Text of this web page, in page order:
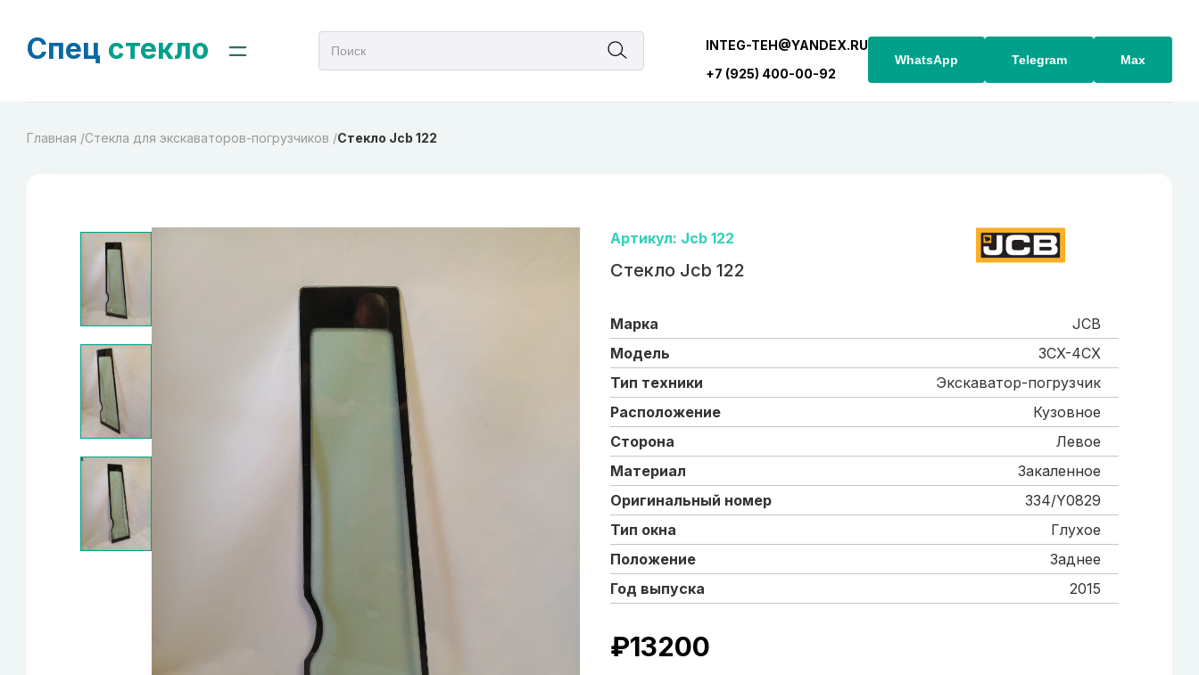
Спец стекло
INTEG-TEH@YANDEX.RU
+7 (925) 400-00-92
WhatsApp Telegram Max
Главная /Стекла для экскаваторов-погрузчиков /Стекло Jcb 122
Артикул: Jcb 122
Стекло Jcb 122
Марка
JCB
Модель
3CX-4CX
Тип техники
Экскаватор-погрузчик
Расположение
Кузовное
Сторона
Левое
Материал
Закаленное
Оригинальный номер
334/Y0829
Тип окна
Глухое
Положение
Заднее
Год выпуска
2015
₽13200